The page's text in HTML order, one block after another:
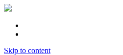
Skip to content